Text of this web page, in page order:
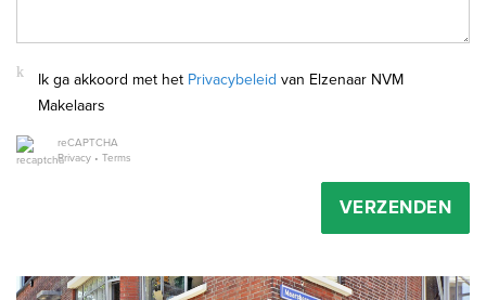
Ik ga akkoord met het Privacybeleid van Elzenaar NVM
Makelaars
reCAPTCHA
Privacy • Terms
VERZENDEN